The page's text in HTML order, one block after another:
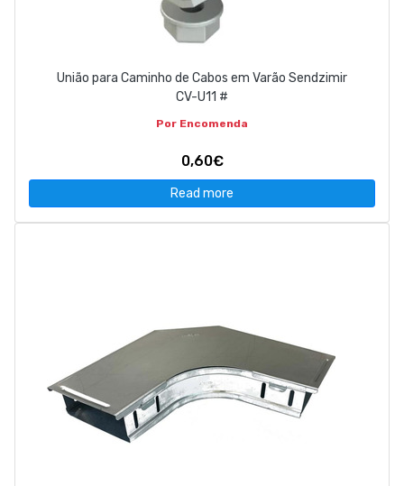
União para Caminho de Cabos em Varão Sendzimir
CV-U11 #
Por Encomenda
0,60€
Read more